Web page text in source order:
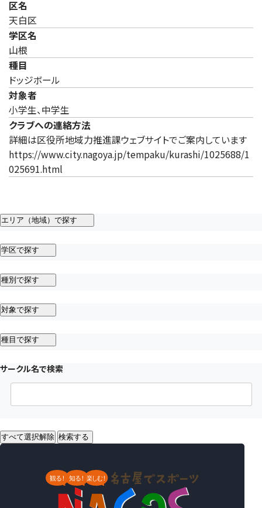
区名
天白区
学区名
山根
種目
ドッジボール
対象者
小学生、中学生
クラブへの連絡方法
詳細は区役所地域力推進課ウェブサイトでご案内しています
https://www.city.nagoya.jp/tempaku/kurashi/1025688/1
025691.html
エリア（地域）で探す
学区で探す
種別で探す
対象で探す
種目で探す
サークル名で検索
すべて選択解除 検索する